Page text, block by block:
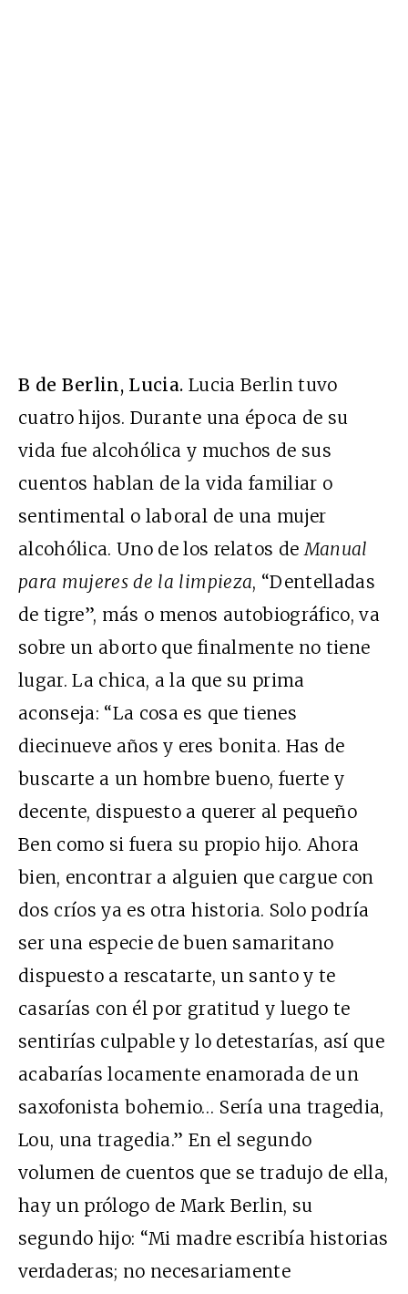
B de Berlin, Lucia. Lucia Berlin tuvo
cuatro hijos. Durante una época de su
vida fue alcohólica y muchos de sus
cuentos hablan de la vida familiar o
sentimental o laboral de una mujer
alcohólica. Uno de los relatos deManual
para mujeres de la limpieza, “Dentelladas
de tigre”, más o menos autobiográfico, va
sobre un aborto que finalmente no tiene
lugar. La chica, a la que su prima
aconseja: “La cosa es que tienes
diecinueve años y eres bonita. Has de
buscarte a un hombre bueno, fuerte y
decente, dispuesto a querer al pequeño
Ben como si fuera su propio hijo. Ahora
bien, encontrar a alguien que cargue con
dos críos ya es otra historia. Solo podría
ser una especie de buen samaritano
dispuesto a rescatarte, un santo y te
casarías con él por gratitud y luego te
sentirías culpable y lo detestarías, así que
acabarías locamente enamorada de un
saxofonista bohemio… Sería una tragedia,
Lou, una tragedia.” En el segundo
volumen de cuentos que se tradujo de ella,
hay un prólogo de Mark Berlin, su
segundo hijo: “Mi madre escribía historias
verdaderas; no necesariamente